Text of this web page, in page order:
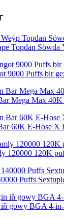
Topdan Söwda
9000 Puffs bir
Mega Max
60K E-Hose X
120000 120K
Puffs
gowy BGA 4-